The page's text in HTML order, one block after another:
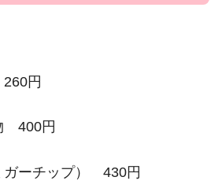
円
400円
ガーチップ） 430円